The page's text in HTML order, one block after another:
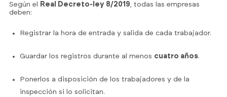
Según el Real Decreto-ley 8/2019 , todas las empresas
deben:
Registrar la hora de entrada y salida de cada trabajador.
Guardar los registros durante al menos cuatro años.
Ponerlos a disposición de los trabajadores y de la
inspección si lo solicitan.